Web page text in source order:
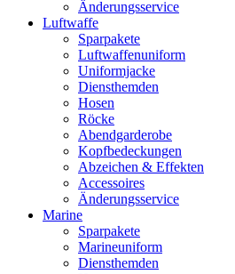
Änderungsservice
Luftwaffe
Sparpakete
Luftwaffenuniform
Uniformjacke
Diensthemden
Hosen
Röcke
Abendgarderobe
Kopfbedeckungen
Abzeichen & Effekten
Accessoires
Änderungsservice
Marine
Sparpakete
Marineuniform
Diensthemden